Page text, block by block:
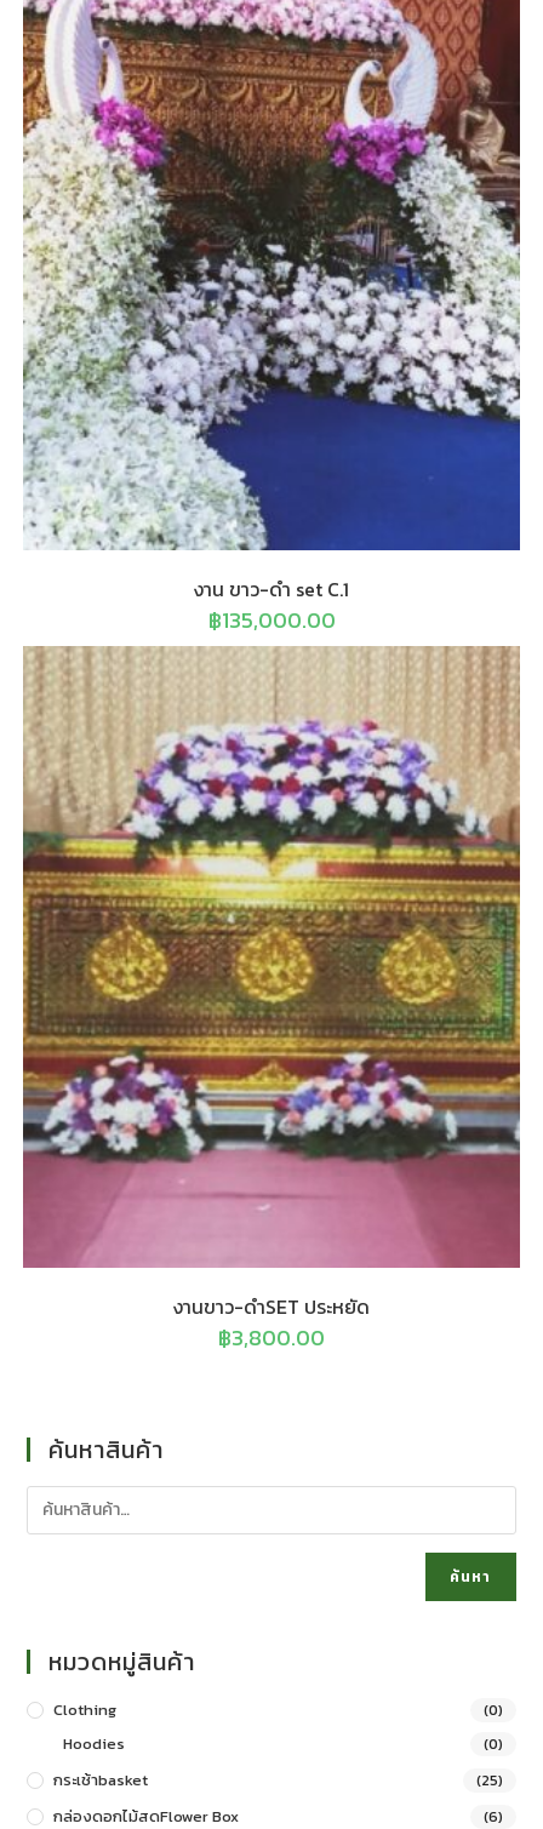
งาน ขาว-ดำ set C.1
฿135,000.00
งานขาว-ดำSET ประหยัด
฿3,800.00
ค้นหาสินค้า
ค้นหา
หมวดหมู่สินค้า
Clothing (0)
Hoodies (0)
กระเช้าbasket (25)
กล่องดอกไม้สดFlower Box (6)